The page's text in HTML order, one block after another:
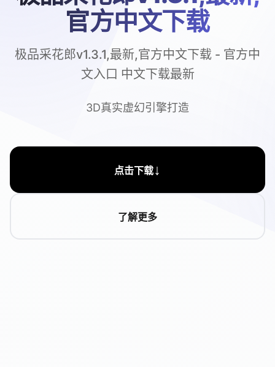
官方中文下载
极品采花郎v1.3.1,最新,官方中文下载 - 官方中
文入口 中文下载最新
3D真实虚幻引擎打造
点击下载↓
了解更多